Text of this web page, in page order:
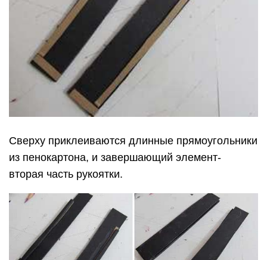
Сверху приклеиваются длинные прямоугольники
из пенокартона, и завершающий элемент-
вторая часть рукоятки.